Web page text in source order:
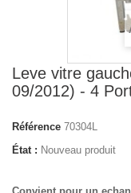
Leve vitre
09/2012) - 4
Référence 70304L
État : Nouveau produit